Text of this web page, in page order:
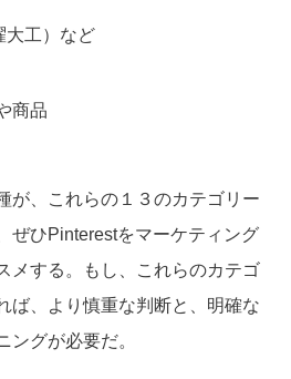
大工）など
商品
が、これらの１３のカテゴリー
ぜひPinterestをマーケティング
メする。もし、これらのカテゴ
ば、より慎重な判断と、明確な
ングが必要だ。